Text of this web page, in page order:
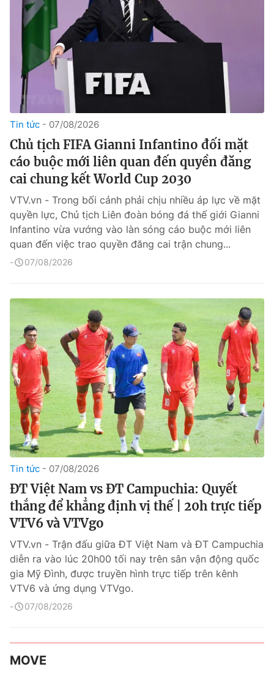
Tin tức 07/08/2026
Chủ tịch FIFA Gianni Infantino đối mặt
cáo buộc mới liên quan đến quyền đăng
cai chung kết World Cup 2030
VTV.vn - Trong bối cảnh phải chịu nhiều áp lực về mặt
quyền lực, Chủ tịch Liên đoàn bóng đá thế giới Gianni
Infantino vừa vướng vào làn sóng cáo buộc mới liên
quan đến việc trao quyền đăng cai trận chung...
07/08/2026
Tin tức 07/08/2026
ĐT Việt Nam vs ĐT Campuchia: Quyết
thắng để khẳng định vị thế | 20h trực tiếp
VTV6 và VTVgo
VTV.vn - Trận đấu giữa ĐT Việt Nam và ĐT Campuchia
diễn ra vào lúc 20h00 tối nay trên sân vận động quốc
gia Mỹ Đình, được truyền hình trực tiếp trên kênh
VTV6 và ứng dụng VTVgo.
07/08/2026
MOVE